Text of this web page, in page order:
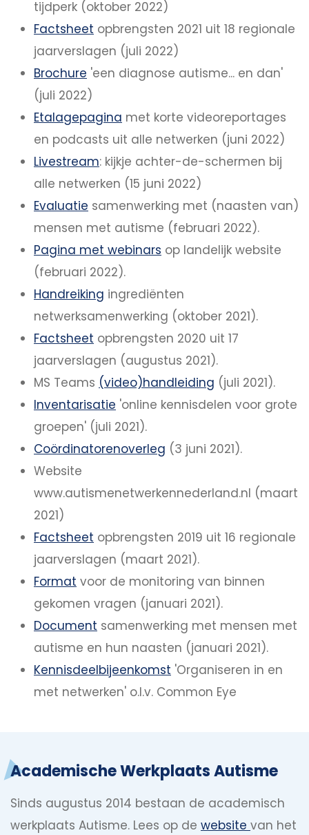
tijdperk (oktober 2022)
Factsheet opbrengsten 2021 uit 18 regionale
jaarverslagen (juli 2022)
Brochure 'een diagnose autisme... en dan'
(juli 2022)
Etalagepagina met korte videoreportages
en podcasts uit alle netwerken (juni 2022)
Livestream: kijkje achter-de-schermen bij
alle netwerken (15 juni 2022)
Evaluatie samenwerking met (naasten van)
mensen met autisme (februari 2022).
Pagina met webinars op landelijk website
(februari 2022).
Handreiking ingrediënten
netwerksamenwerking (oktober 2021).
Factsheet opbrengsten 2020 uit 17
jaarverslagen (augustus 2021).
MS Teams (video)handleiding (juli 2021).
Inventarisatie 'online kennisdelen voor grote
groepen' (juli 2021).
Coördinatorenoverleg (3 juni 2021).
Website
www.autismenetwerkennederland.nl (maart
2021)
Factsheet opbrengsten 2019 uit 16 regionale
jaarverslagen (maart 2021).
Format voor de monitoring van binnen
gekomen vragen (januari 2021).
Document samenwerking met mensen met
autisme en hun naasten (januari 2021).
Kennisdeelbijeenkomst 'Organiseren in en
met netwerken' o.l.v. Common Eye
Academische Werkplaats Autisme
Sinds augustus 2014 bestaan de academisch
werkplaats Autisme. Lees op de website van het